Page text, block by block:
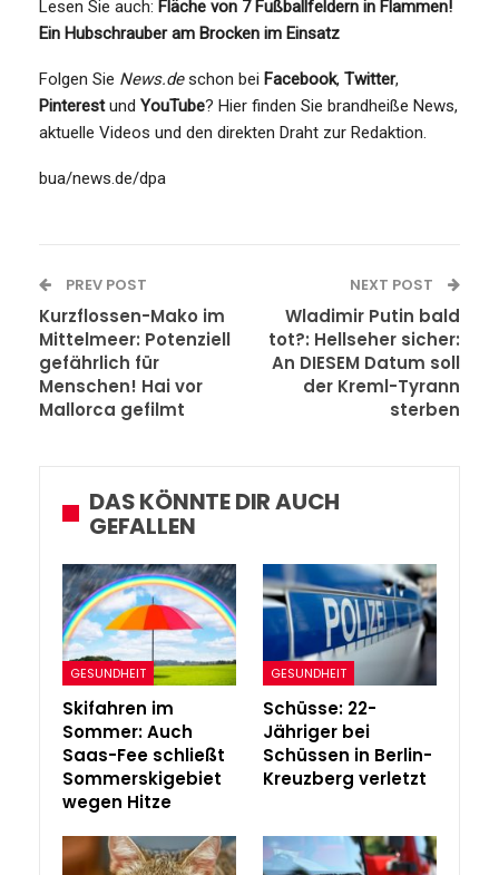
Lesen Sie auch: Fläche von 7 Fußballfeldern in Flammen!
Ein Hubschrauber am Brocken im Einsatz
Folgen Sie News.deschon bei Facebook, Twitter,
Pinterestund YouTube? Hier finden Sie brandheiße News,
aktuelle Videos und den direkten Draht zur Redaktion.
bua/news.de/dpa
PREV POST
Kurzflossen-Mako im
Mittelmeer: Potenziell
gefährlich für
Menschen! Hai vor
Mallorca gefilmt
NEXT POST
Wladimir Putin bald
tot?: Hellseher sicher:
An DIESEM Datum soll
der Kreml-Tyrann
sterben
DAS KÖNNTE DIR AUCH
GEFALLEN
GESUNDHEIT
Skifahren im
Sommer: Auch
Saas-Fee schließt
Sommerskigebiet
wegen Hitze
GESUNDHEIT
Schüsse: 22-
Jähriger bei
Schüssen in Berlin-
Kreuzberg verletzt